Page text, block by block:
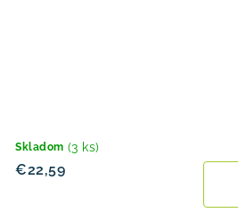
Skladom (3 ks)
€22,59